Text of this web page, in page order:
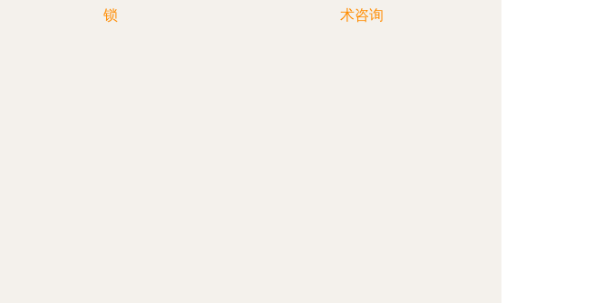
锁
术咨询